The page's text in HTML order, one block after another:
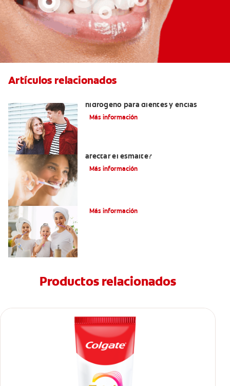
Artículos relacionados
hidrógeno para dientes y encías
Más información
afectar el esmalte?
Más información
Más información
Productos relacionados